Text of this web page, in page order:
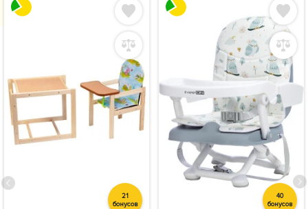
21
бонусов
40
бонусов